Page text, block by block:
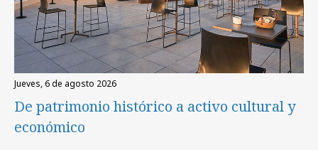
jueves, 6 de agosto 2026
De patrimonio histórico a activo cultural y
económico